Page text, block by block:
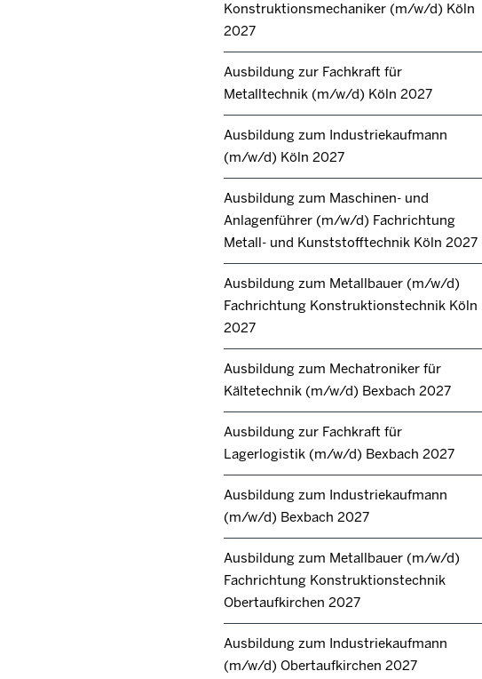
Konstruktionsmechaniker (m/w/d) Köln
2027
Ausbildung zur Fachkraft für
Metalltechnik (m/w/d) Köln 2027
Ausbildung zum Industriekaufmann
(m/w/d) Köln 2027
Ausbildung zum Maschinen- und
Anlagenführer (m/w/d) Fachrichtung
Metall- und Kunststofftechnik Köln 2027
Ausbildung zum Metallbauer (m/w/d)
Fachrichtung Konstruktionstechnik Köln
2027
Ausbildung zum Mechatroniker für
Kältetechnik (m/w/d) Bexbach 2027
Ausbildung zur Fachkraft für
Lagerlogistik (m/w/d) Bexbach 2027
Ausbildung zum Industriekaufmann
(m/w/d) Bexbach 2027
Ausbildung zum Metallbauer (m/w/d)
Fachrichtung Konstruktionstechnik
Obertaufkirchen 2027
Ausbildung zum Industriekaufmann
(m/w/d) Obertaufkirchen 2027